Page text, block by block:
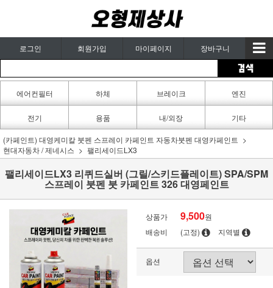
로그인 회원가입 마이페이지 장바구니
에어컨필터
카페인트
하체 브레이크 엔진
전기 용품 내/외장 기타
(카페인트) 대영케미칼 붓펜 스프레이 카페인트 자동차붓펜 대영카페인트
현대자동차 / 제네시스
팰리세이드LX3
팰리세이드LX3 리퀴드실버 (그릴/스키드플레이트) SPA/SPM
스프레이 붓펜 붓 카페인트 326 대영페인트
상품가 9,500원
배송비
(고정) 지역별
옵션